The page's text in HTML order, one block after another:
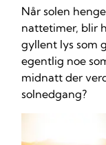
Når solen
nattetimer, blir
gyllent lys som
egentlig noe
midnatt der
solnedgang?